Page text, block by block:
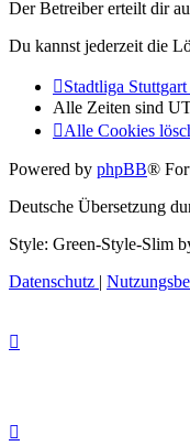
Der Betreiber erteilt dir
Du kannst jederzeit die
Stadtliga
Alle Zeiten sind
Alle Cookies
Powered by phpBB®
Deutsche Übersetzung
Style: Green-Style-Slim
Datenschutz |